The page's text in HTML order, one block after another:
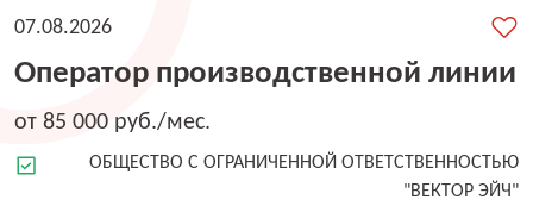
Оператор производственной линии
07.08.2026
от 85 000 руб./мес.
ОБЩЕСТВО С ОГРАНИЧЕННОЙ ОТВЕТСТВЕННОСТЬЮ
"ВЕКТОР ЭЙЧ"